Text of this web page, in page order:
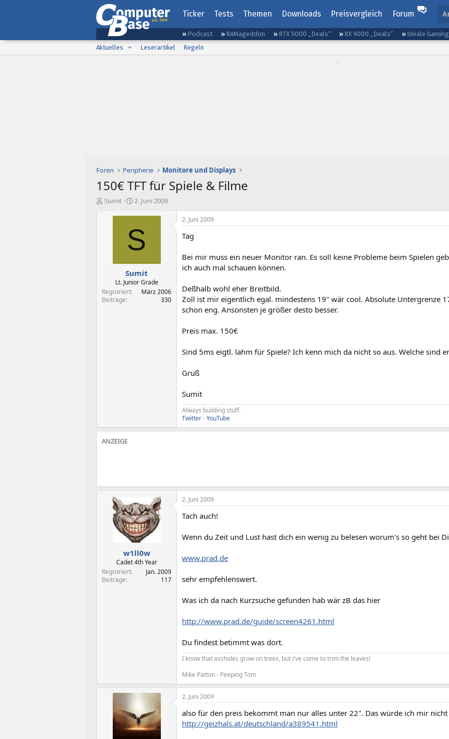
Ticker Tests Themen Downloads Preisvergleich Forum
Podcast RAMageddon RTX 5000 „Deals“ RX 9000 „Deals“ Ideale
Aktuelles
Leserartikel Regeln
Foren Peripherie Monitore und Displays
150€ TFT für Spiele & Filme
E
Sumit
E
s
t
e
t
a
m
2. Juni 2009
S
Sumit
Lt. Junior Grade
Registriert
März 2006
Beiträge
330
2. Juni 2009
Tag
Bei mir muss ein neuer Monitor ran. Es soll keine Probleme beim Spielen
ich auch mal schauen können.
Deßhalb wohl eher Breitbild.
Zoll ist mir eigentlich egal. mindestens 19" wär cool. Absolute Untergrenze
schon eng. Ansonsten je größer desto besser.
Preis max. 150€
Sind 5ms eigtl. lahm für Spiele? Ich kenn mich da nicht so aus. Welche sind
Gruß
Sumit
Always building stuff.
Twitter-YouTube
w1ll0w
Cadet 4th Year
Registriert
Jan. 2009
Beiträge
117
2. Juni 2009
Tach auch!
Wenn du Zeit und Lust hast dich ein wenig zu belesen worum's so geht bei
www.prad.de
sehr empfehlenswert.
Was ich da nach Kurzsuche gefunden hab wär zB das hier
http://www.prad.de/guide/screen4261.html
Du findest betimmt was dort.
I know that assholes grow on trees, but i've come to trim the leaves!
Mike Patton - Peeping Tom
2. Juni 2009
also für den preis bekommt man nur alles unter 22". Das würde ich mir
http://geizhals.at/deutschland/a389541.html